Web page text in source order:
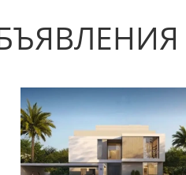
этажа и дополнена
сокращает объём
— девелопер,